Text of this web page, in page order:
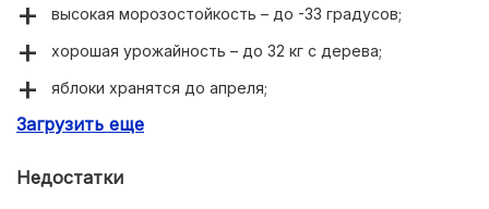
высокая морозостойкость – до -33 градусов;
хорошая урожайность – до 32 кг с дерева;
яблоки хранятся до апреля;
полигенная устойчивость к парше.
Загрузить еще
Недостатки